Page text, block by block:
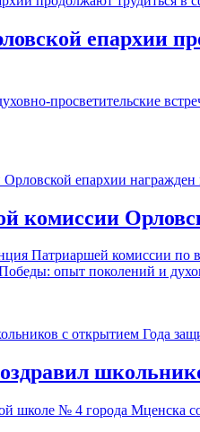
епархии
просветительские
комиссии
Патриаршей комиссии
опыт поколений и
школе № 4 города Мценска